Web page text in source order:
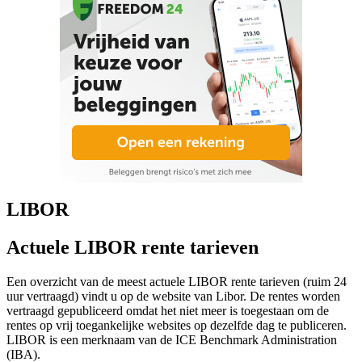
LIBOR
Actuele LIBOR rente tarieven
Een overzicht van de meest actuele LIBOR rente tarieven (ruim 24
uur vertraagd) vindt u op de website van Libor. De rentes worden
vertraagd gepubliceerd omdat het niet meer is toegestaan om de
rentes op vrij toegankelijke websites op dezelfde dag te publiceren.
LIBOR is een merknaam van de ICE Benchmark Administration
(IBA).